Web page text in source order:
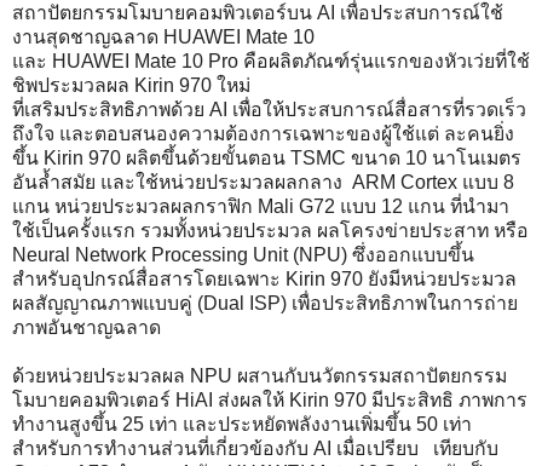
สถาปัตยกรรมโมบายคอมพิวเตอร์บน AI เพื่อประสบการณ์ใช้
งานสุดชาญฉลาด HUAWEI Mate 10
และ HUAWEI Mate 10 Pro คือผลิตภัณฑ์รุ่นแรกของหัวเว่ยที่ใช้
ชิพประมวลผล Kirin 970 ใหม่
ที่เสริมประสิทธิภาพด้วย AI เพื่อให้ประสบการณ์สื่อสารที่รวดเร็ว
ถึงใจ และตอบสนองความต้องการเฉพาะของผู้ใช้แต่ ละคนยิ่ง
ขึ้น Kirin 970 ผลิตขึ้นด้วยขั้นตอน TSMC ขนาด 10 นาโนเมตร
อันล้ำสมัย และใช้หน่วยประมวลผลกลาง ARM Cortex แบบ 8
แกน หน่วยประมวลผลกราฟิก Mali G72 แบบ 12 แกน ที่นำมา
ใช้เป็นครั้งแรก รวมทั้งหน่วยประมวล ผลโครงข่ายประสาท หรือ
Neural Network Processing Unit (NPU) ซึ่งออกแบบขึ้น
สำหรับอุปกรณ์สื่อสารโดยเฉพาะ Kirin 970 ยังมีหน่วยประมวล
ผลสัญญาณภาพแบบคู่ (Dual ISP) เพื่อประสิทธิภาพในการถ่าย
ภาพอันชาญฉลาด
ด้วยหน่วยประมวลผล NPU ผสานกับนวัตกรรมสถาปัตยกรรม
โมบายคอมพิวเตอร์ HiAI ส่งผลให้ Kirin 970 มีประสิทธิ ภาพการ
ทำงานสูงขึ้น 25 เท่า และประหยัดพลังงานเพิ่มขึ้น 50 เท่า
สำหรับการทำงานส่วนที่เกี่ยวข้องกับ AI เมื่อเปรียบ เทียบกับ